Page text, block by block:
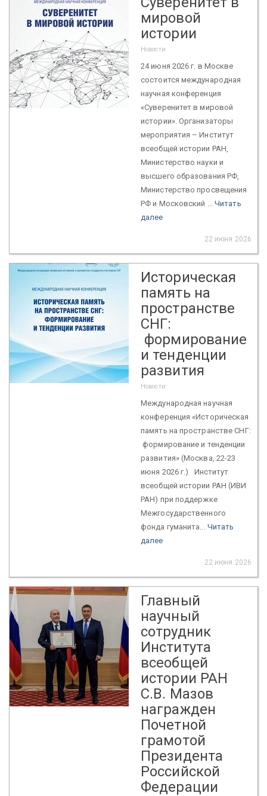
мировой
истории
Новости
24 июня 2026 г. в Москве
состоится международная
научная конференция
«Суверенитет в мировой
истории». Организаторы
мероприятия – Институт
всеобщей истории РАН,
Министерство науки и
высшего образования РФ,
Министерство просвещения
РФ и Московский ... Читать
далее
22 июня 2026
Историческая
память на
пространстве
СНГ:
формирование
и тенденции
развития
Новости
Международная научная
конференция «Историческая
память на пространстве СНГ:
формирование и тенденции
развития» (Москва, 22-23
июня 2026 г.) Институт
всеобщей истории РАН (ИВИ
РАН) при поддержке
Межгосударственного
фонда гуманита... Читать
далее
22 июня 2026
Главный
научный
сотрудник
Института
всеобщей
истории РАН
С.В. Мазов
награжден
Почетной
грамотой
Президента
Российской
Федерации